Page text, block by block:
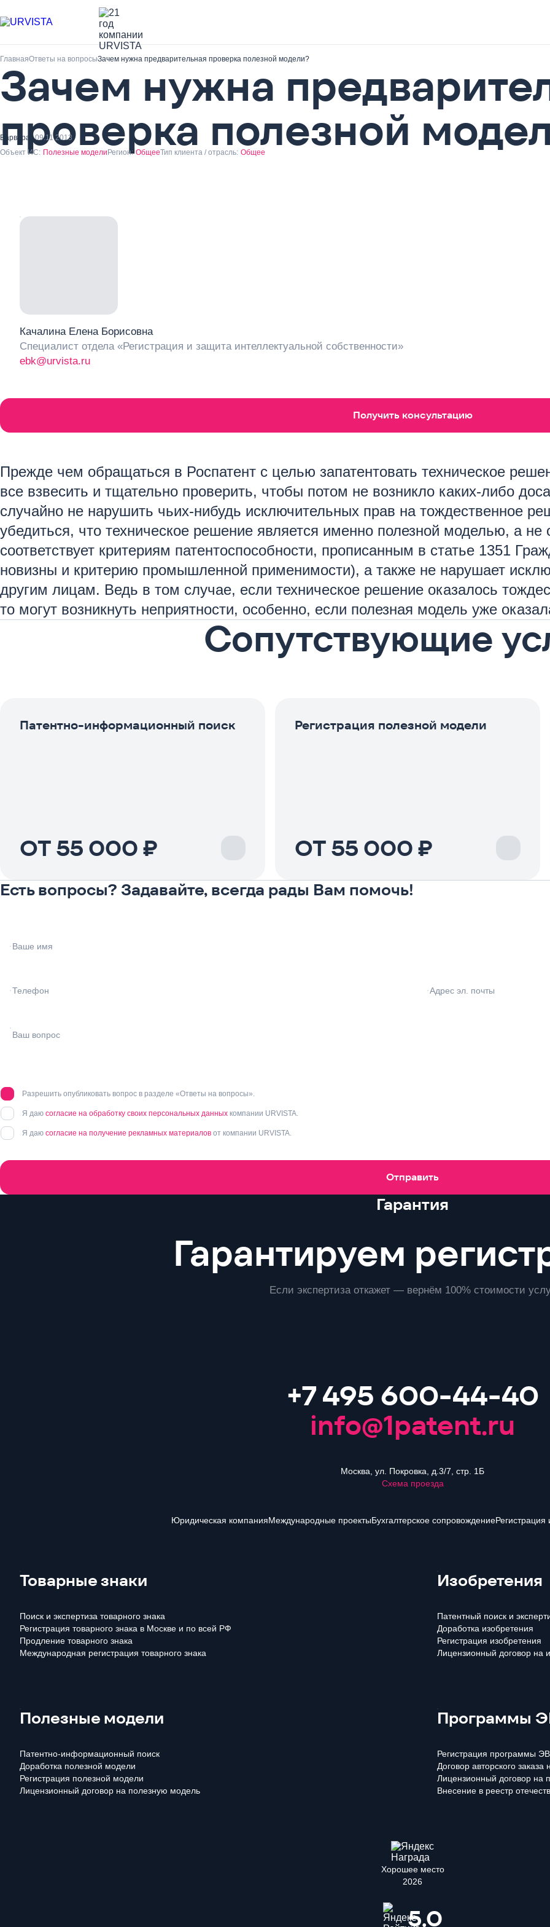
ГлавнаяОтветы на вопросыЗачем нужна предварительная проверка полезной модели?
Зачем нужна
проверка полезной
Варвара
09.11.2013
Объект ИС: Полезные модели Регион: ОбщееТип клиента / отрасль: Общее
Качалина Елена Борисовна
Специалист отдела «Регистрация и защита интеллектуальной собственности»
ebk@urvista.ru
Получить консультацию
Прежде чем обращаться в Роспатент с целью запатентовать техническое
все взвесить и тщательно проверить, чтобы потом не возникло каких-либо
случайно не нарушить чьих-нибудь исключительных прав на тождественное
убедиться, что техническое решение является именно полезной моделью, а не
соответствует критериям патентоспособности, прописанным в статье 1351
новизны и критерию промышленной применимости), а также не нарушает
другим лицам. Ведь в том случае, если техническое решение оказалось
то могут возникнуть неприятности, особенно, если полезная модель уже
Сопутствующие
Патентно-информационный поиск
ОТ 55 000 ₽
Регистрация полезной модели
ОТ 55 000 ₽
Есть вопросы? Задавайте, всегда рады Вам помочь!
Разрешить опубликовать вопрос в разделе «Ответы на вопросы».
Я даю согласие на обработку своих персональных данных компании URVISTA.
Я даю согласие на получение рекламных материалов от компании URVISTA.
Отправить
Гарантия
Гарантируем
Если экспертиза откажет — вернём 100% стоимости
+7 495 600-44-40
info@1patent.ru
Москва, ул. Покровка, д.3/7, стр. 1Б
Схема проезда
Юридическая компанияМеждународные проектыБухгалтерское сопровождение
Товарные знаки
Поиск и экспертиза товарного знака
Регистрация товарного знака в Москве и по всей РФ
Продление товарного знака
Международная регистрация товарного знака
Изобретения
Патентный поиск и
Доработка изобретения
Регистрация изобретения
Лицензионный договор на
Полезные модели
Патентно-информационный поиск
Доработка полезной модели
Регистрация полезной модели
Лицензионный договор на полезную модель
Программы
Регистрация программы
Договор авторского
Лицензионный договор на
Внесение в реестр
Хорошее место
2026
5.0